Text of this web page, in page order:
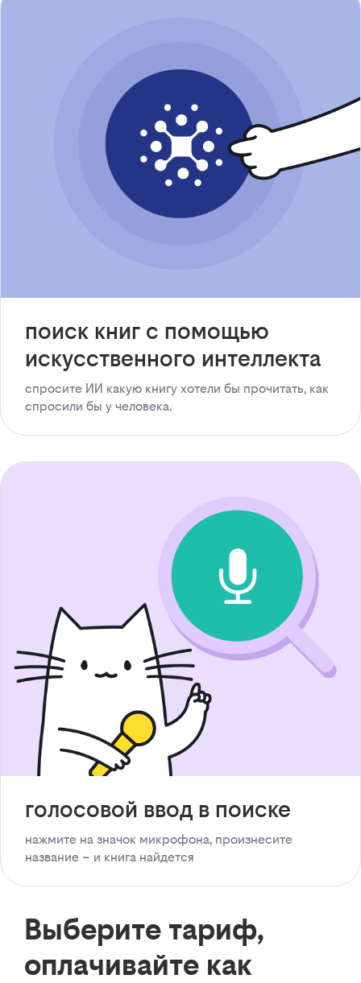
поиск книг с помощью
искусственного интеллекта
спросите ИИ какую книгу хотели бы прочитать, как
спросили бы у человека.
голосовой ввод в поиске
нажмите на значок микрофона, произнесите
название – и книга найдется
Выберите тариф,
оплачивайте как